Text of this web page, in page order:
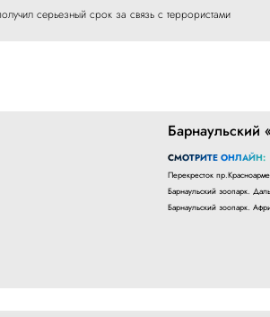
серьезный срок за связь с террористами
Барнаульский
СМОТРИТЕ ОНЛАЙН:
Перекресток
Барнаульский зоопарк.
Барнаульский зоопарк.